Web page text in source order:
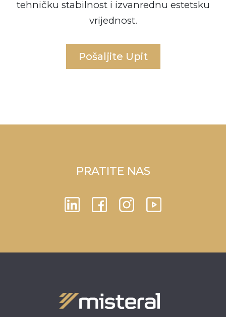
tehničku stabilnost i izvanrednu estetsku
vrijednost.
Pošaljite Upit
PRATITE NAS